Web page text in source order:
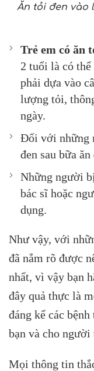
Ăn tỏi đen vào
Trẻ em có ăn
2 tuổi là có
phải dựa vào
lượng tỏi,
ngày.
Đối với những
đen sau bữa
Những người
bác sĩ hoặc
dụng.
Như vậy, với
đã nắm rõ được
nhất, vì vậy bạn
đây quả thực là
đáng kể các
bạn và cho người
Mọi thông tin